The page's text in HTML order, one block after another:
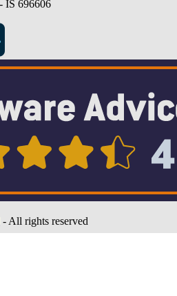
- All rights reserved